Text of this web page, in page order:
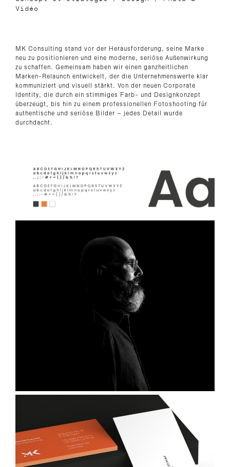
Vidéo
MK Consulting stand vor der Herausforderung, seine Marke
neu zu positionieren und eine moderne, seriöse Außenwirkung
zu schaffen. Gemeinsam haben wir einen ganzheitlichen
Marken-Relaunch entwickelt, der die Unternehmenswerte klar
kommuniziert und visuell stärkt. Von der neuen Corporate
Identity, die durch ein stimmiges Farb- und Designkonzept
überzeugt, bis hin zu einem professionellen Fotoshooting für
authentische und seriöse Bilder – jedes Detail wurde
durchdacht.